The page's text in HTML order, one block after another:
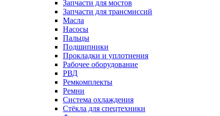
Запчасти для мостов
Запчасти для трансмиссий
Масла
Насосы
Пальцы
Подшипники
Прокладки и уплотнения
Рабочее оборудование
РВД
Ремкомплекты
Ремни
Система охлаждения
Стёкла для спецтехники